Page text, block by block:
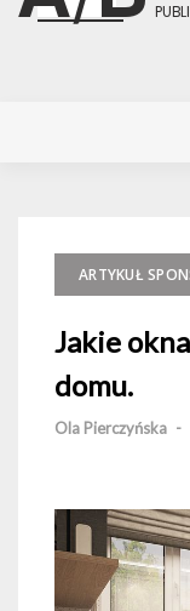
ARTYKUŁ
Jakie
domu.
Ola Pierczyńska -